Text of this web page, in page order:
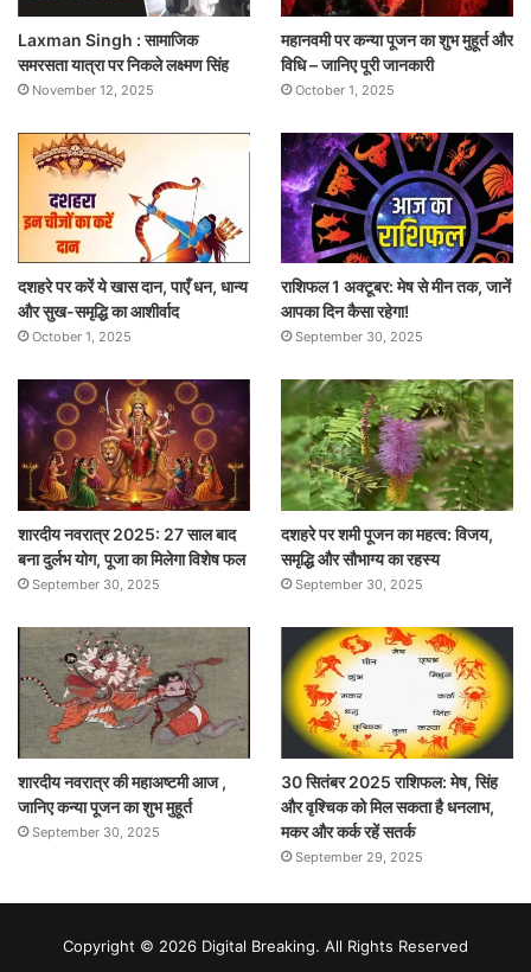
Laxman Singh : सामाजिक
समरसता यात्रा पर निकले लक्ष्मण सिंह
November 12, 2025
महानवमी पर कन्या पूजन का शुभ मुहूर्त और
विधि – जानिए पूरी जानकारी
October 1, 2025
दशहरे पर करें ये खास दान, पाएँ धन, धान्य
और सुख-समृद्धि का आशीर्वाद
October 1, 2025
राशिफल 1 अक्टूबर: मेष से मीन तक, जानें
आपका दिन कैसा रहेगा!
September 30, 2025
शारदीय नवरात्र 2025: 27 साल बाद
बना दुर्लभ योग, पूजा का मिलेगा विशेष फल
September 30, 2025
दशहरे पर शमी पूजन का महत्व: विजय,
समृद्धि और सौभाग्य का रहस्य
September 30, 2025
शारदीय नवरात्र की महाअष्टमी आज ,
जानिए कन्या पूजन का शुभ मुहूर्त
September 30, 2025
30 सितंबर 2025 राशिफल: मेष, सिंह
और वृश्चिक को मिल सकता है धनलाभ,
मकर और कर्क रहें सतर्क
September 29, 2025
Copyright © 2026 Digital Breaking. All Rights Reserved